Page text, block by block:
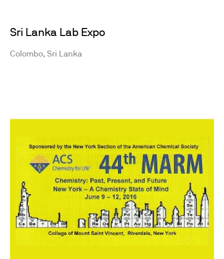
Sri Lanka Lab Expo
Colombo, Sri Lanka